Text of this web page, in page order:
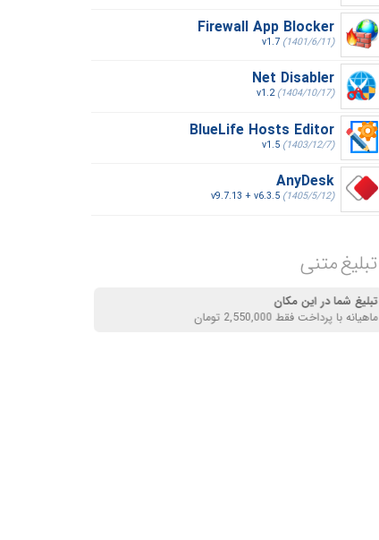
Firewall App Blocker
v1.7 (1401/6/11)
Net Disabler
v1.2(1404/10/17)
BlueLife Hosts Editor
v1.5 (1403/12/7)
AnyDesk
v9.7.13 + v6.3.5 (1405/5/12)
تبلیغ متنی
تبلیغ شما در این مکان
ماهیانه با پرداخت فقط 2,550,000 تومان